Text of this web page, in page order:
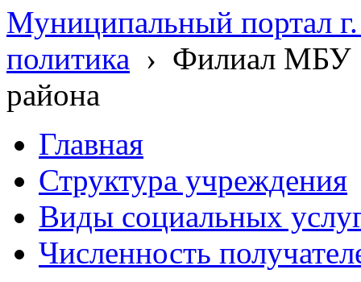
Муниципальный портал
политика › Филиал МБУ
района
Главная
Структура учреждения
Виды социальных
Численность